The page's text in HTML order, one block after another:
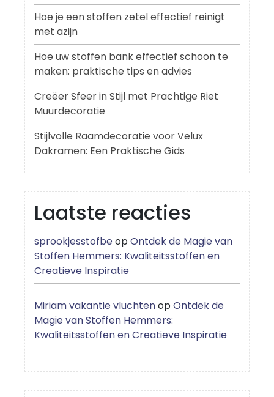
Hoe je een stoffen zetel effectief reinigt
met azijn
Hoe uw stoffen bank effectief schoon te
maken: praktische tips en advies
Creëer Sfeer in Stijl met Prachtige Riet
Muurdecoratie
Stijlvolle Raamdecoratie voor Velux
Dakramen: Een Praktische Gids
Laatste reacties
sprookjesstofbeopOntdek de Magie van
Stoffen Hemmers: Kwaliteitsstoffen en
Creatieve Inspiratie
Miriam vakantie vluchtenopOntdek de
Magie van Stoffen Hemmers:
Kwaliteitsstoffen en Creatieve Inspiratie